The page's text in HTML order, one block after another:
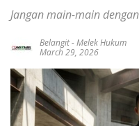
Jangan main-main
Belangit-Melek Hukum
March 29, 2026